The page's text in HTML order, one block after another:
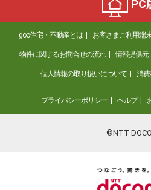
PC
goo住宅・不動産とは お客さまご利用端
物件に関するお問合せの流れ 情報提供元
個人情報の取り扱いについて 消
プライバシーポリシー ヘルプ
©NTT